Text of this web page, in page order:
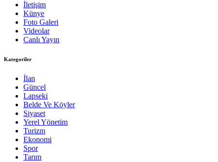
İletişim
Künye
Foto Galeri
Videolar
Canlı Yayın
Kategoriler
İlan
Güncel
Lapseki
Belde Ve Köyler
Siyaset
Yerel Yönetim
Turizm
Ekonomi
Spor
Tarım